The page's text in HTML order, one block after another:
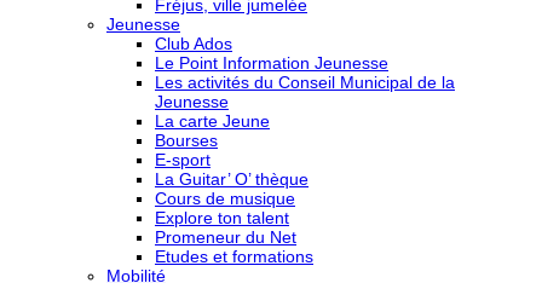
Fréjus, ville jumelée
Jeunesse
Club Ados
Le Point Information Jeunesse
Les activités du Conseil Municipal de la
Jeunesse
La carte Jeune
Bourses
E-sport
La Guitar’ O’ thèque
Cours de musique
Explore ton talent
Promeneur du Net
Etudes et formations
Mobilité